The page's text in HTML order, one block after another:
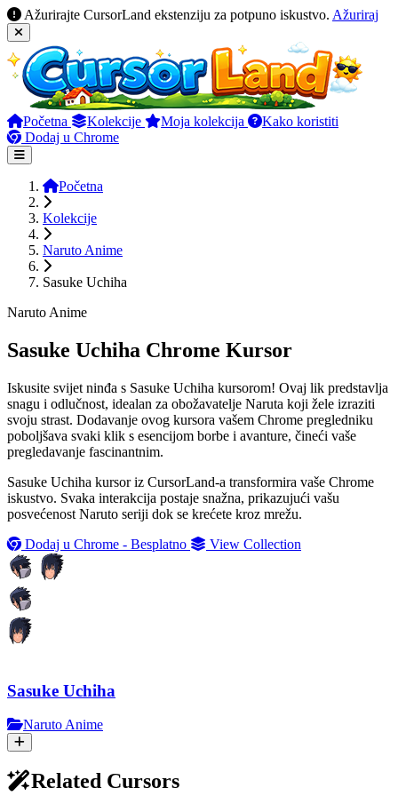
Ažurirajte CursorLand ekstenziju za potpuno iskustvo. Ažuriraj
Početna Kolekcije Moja kolekcija
Kako koristiti
Dodaj u Chrome
Početna
Kolekcije
Naruto Anime
Sasuke Uchiha
Naruto Anime
Sasuke Uchiha Chrome Kursor
Iskusite svijet ninđa s Sasuke Uchiha kursorom! Ovaj lik predstavlja
snagu i odlučnost, idealan za obožavatelje Naruta koji žele izraziti
svoju strast. Dodavanje ovog kursora vašem Chrome pregledniku
poboljšava svaki klik s esencijom borbe i avanture, čineći vaše
pregledavanje fascinantnim.
Sasuke Uchiha kursor iz CursorLand-a transformira vaše Chrome
iskustvo. Svaka interakcija postaje snažna, prikazujući vašu
posvećenost Naruto seriji dok se krećete kroz mrežu.
Dodaj u Chrome - Besplatno
View Collection
Sasuke Uchiha
Naruto Anime
Related Cursors